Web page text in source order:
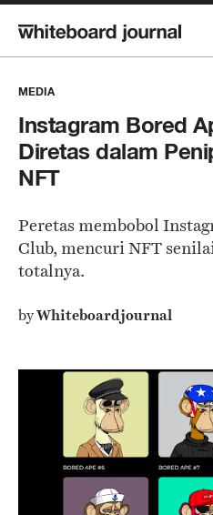
MEDIA
Instagram Bored
Diretas dalam
NFT
Peretas membobol
Club, mencuri NFT
totalnya.
byWhiteboardjournal